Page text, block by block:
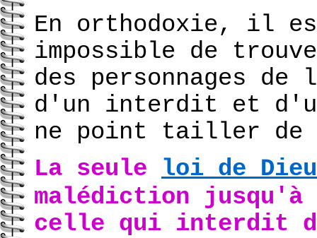
En orthodoxie, il
impossible de
des personnages
d'un interdit et d'un
ne point tailler de
La seule loi de Dieu
malédiction
celle qui interdit